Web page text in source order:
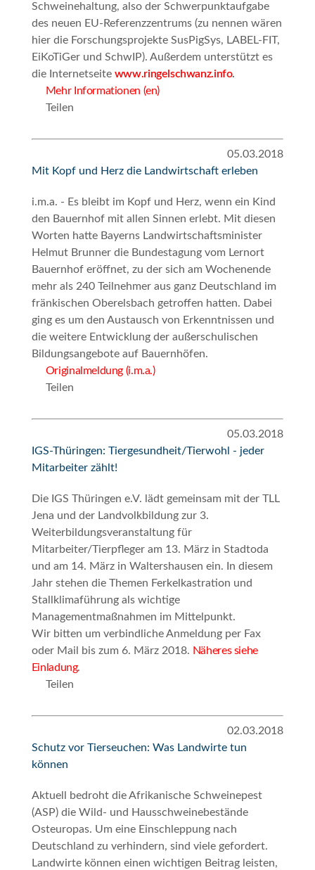
Schweinehaltung, also der Schwerpunktaufgabe
des neuen EU-Referenzzentrums (zu nennen wären
hier die Forschungsprojekte SusPigSys, LABEL-FIT,
EiKoTiGer und SchwIP). Außerdem unterstützt es
die Internetseite www.ringelschwanz.info.
Mehr Informationen (en)
Teilen
05.03.2018
Mit Kopf und Herz die Landwirtschaft erleben
i.m.a. - Es bleibt im Kopf und Herz, wenn ein Kind
den Bauernhof mit allen Sinnen erlebt. Mit diesen
Worten hatte Bayerns Landwirtschaftsminister
Helmut Brunner die Bundestagung vom Lernort
Bauernhoferöffnet, zu der sich am Wochenende
mehr als 240 Teilnehmer aus ganz Deutschland im
fränkischen Oberelsbach getroffen hatten. Dabei
ging es um den Austausch von Erkenntnissen und
die weitere Entwicklung der außerschulischen
Bildungsangebote auf Bauernhöfen.
Originalmeldung (i.m.a.)
Teilen
05.03.2018
IGS-Thüringen: Tiergesundheit/Tierwohl - jeder
Mitarbeiter zählt!
Die IGS Thüringen e.V. lädt gemeinsam mit der TLL
Jena und der Landvolkbildung zur 3.
Weiterbildungsveranstaltung für
Mitarbeiter/Tierpfleger am 13. März in Stadtoda
und am 14. März in Waltershausen ein. In diesem
Jahr stehen die Themen Ferkelkastration und
Stallklimaführung als wichtige
Managementmaßnahmen im Mittelpunkt.
Wir bitten um verbindliche Anmeldung per Fax
oder Mail bis zum 6. März 2018. Näheres siehe
Einladung.
Teilen
02.03.2018
Schutz vor Tierseuchen: Was Landwirte tun
können
Aktuell bedroht die Afrikanische Schweinepest
(ASP) die Wild- und Hausschweinebestände
Osteuropas. Um eine Einschleppung nach
Deutschland zu verhindern, sind viele gefordert.
Landwirte können einen wichtigen Beitrag leisten,